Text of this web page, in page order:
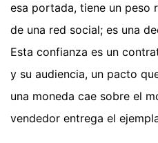
esa portada, tiene un peso
de una red social; es una
Esta confianza es un
y su audiencia, un pacto
una moneda cae sobre el
vendedor entrega el